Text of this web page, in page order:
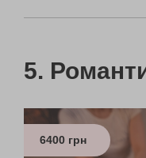
6400 грн